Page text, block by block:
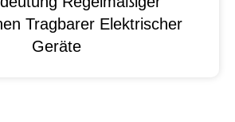
Tragbarer Elektrischer
Geräte